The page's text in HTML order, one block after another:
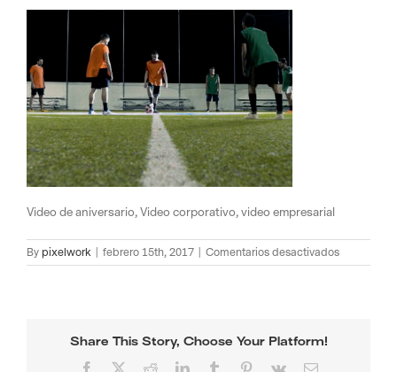
Video de aniversario, Video corporativo, video empresarial
By pixelwork febrero 15th, 2017 Comentarios desactivadosen
recrea
Share This Story, Choose Your Platform!
Facebook RedditLinkedInTumblr Pinterest
Vk Email